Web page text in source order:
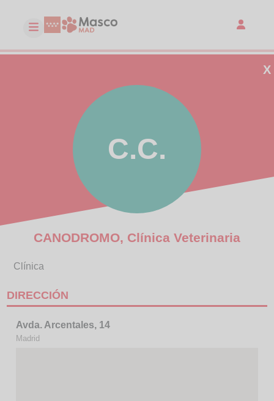
X
C.C.
CANODROMO, Clínica Veterinaria
Clínica
DIRECCIÓN
Avda. Arcentales, 14
Madrid